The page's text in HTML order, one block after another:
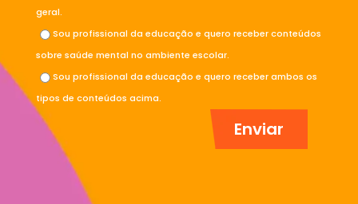
geral.
Sou profissional da educação e quero receber conteúdos
sobre saúde mental no ambiente escolar.
Sou profissional da educação e quero receber ambos os
tipos de conteúdos acima.